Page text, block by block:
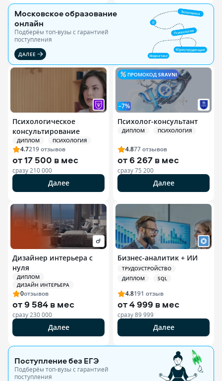
Московское образование
онлайн
Подберём топ-вузы c гарантией
поступления
ДАЛЕЕ
Психологическое
консультирование
ДИПЛОМ ПСИХОЛОГИЯ
4.7219отзывов
от17 500 в мес
сразу 210 000
Далее
ПРОМОКОД SRAVNI
–7%
Психолог-консультант
ДИПЛОМ ПСИХОЛОГИЯ
4.877отзывов
от 6 267 в мес
сразу75 200
Далее
Дизайнер интерьера с
нуля
ДИПЛОМ
ДИЗАЙН ИНТЕРЬЕРА
0отзывов
от9 584 в мес
сразу 230 000
Далее
Бизнес-аналитик + ИИ
ТРУДОУСТРОЙСТВО
ДИПЛОМ
SQL
4.8191 отзыв
от4 999 в мес
сразу89 999
Далее
Поступление без ЕГЭ
Подберём топ-вузы c гарантией
поступления